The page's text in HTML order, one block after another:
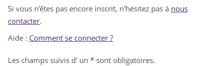
n
Si vous n'êtes pas encore inscrit, n'hésitez pas à nous
contacter.
Aide : Comment se connecter ?
Les champs suivis d' un * sont obligatoires.